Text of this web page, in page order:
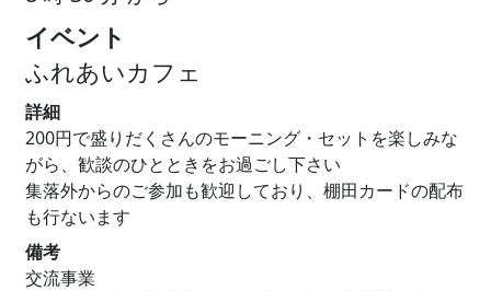
イベント
ふれあいカフェ
詳細
200円で盛りだくさんのモーニング・セットを楽しみな
がら、歓談のひとときをお過ごし下さい
集落外からのご参加も歓迎しており、棚田カードの配布
も行ないます
備考
交流事業